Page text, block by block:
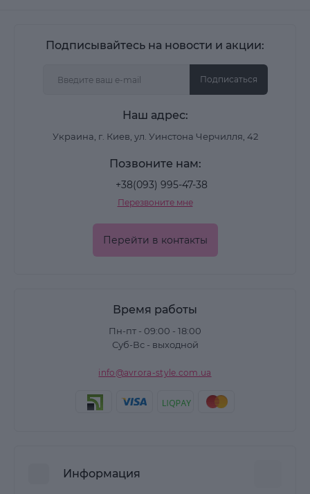
Подписывайтесь на новости и акции:
Подписаться
Наш адрес:
Украина, г. Киев, ул. Уинстона Черчилля, 42
Позвоните нам:
+38(093) 995-47-38
Перезвоните мне
Перейти в контакты
Время работы
Пн-пт - 09:00 - 18:00
Суб-Вс - выходной
info@avrora-style.com.ua
Информация